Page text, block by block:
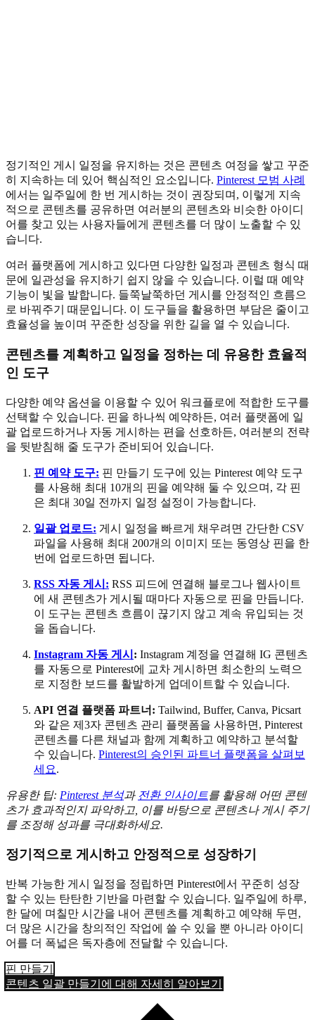
정기적인 게시 일정을 유지하는 것은 콘텐츠 여정을 쌓고 꾸준
히 지속하는 데 있어 핵심적인 요소입니다. Pinterest 모범 사례
에서는 일주일에 한 번 게시하는 것이 권장되며, 이렇게 지속
적으로 콘텐츠를 공유하면 여러분의 콘텐츠와 비슷한 아이디
어를 찾고 있는 사용자들에게 콘텐츠를 더 많이 노출할 수 있
습니다.
여러 플랫폼에 게시하고 있다면 다양한 일정과 콘텐츠 형식 때
문에 일관성을 유지하기 쉽지 않을 수 있습니다. 이럴 때 예약
기능이 빛을 발합니다. 들쭉날쭉하던 게시를 안정적인 흐름으
로 바꿔주기 때문입니다. 이 도구들을 활용하면 부담은 줄이고
효율성을 높이며 꾸준한 성장을 위한 길을 열 수 있습니다.
콘텐츠를 계획하고 일정을 정하는 데 유용한 효율적
인 도구
다양한 예약 옵션을 이용할 수 있어 워크플로에 적합한 도구를
선택할 수 있습니다. 핀을 하나씩 예약하든, 여러 플랫폼에 일
괄 업로드하거나 자동 게시하는 편을 선호하든, 여러분의 전략
을 뒷받침해 줄 도구가 준비되어 있습니다.
핀 예약 도구: 핀 만들기 도구에 있는 Pinterest 예약 도구
를 사용해 최대 10개의 핀을 예약해 둘 수 있으며, 각 핀
은 최대 30일 전까지 일정 설정이 가능합니다.
일괄 업로드: 게시 일정을 빠르게 채우려면 간단한 CSV
파일을 사용해 최대 200개의 이미지 또는 동영상 핀을 한
번에 업로드하면 됩니다.
RSS 자동 게시: RSS 피드에 연결해 블로그나 웹사이트
에 새 콘텐츠가 게시될 때마다 자동으로 핀을 만듭니다.
이 도구는 콘텐츠 흐름이 끊기지 않고 계속 유입되는 것
을 돕습니다.
Instagram 자동 게시 : Instagram 계정을 연결해 IG 콘텐츠
를 자동으로 Pinterest에 교차 게시하면 최소한의 노력으
로 지정한 보드를 활발하게 업데이트할 수 있습니다.
API 연결 플랫폼 파트너: Tailwind, Buffer, Canva, Picsart
와 같은 제3자 콘텐츠 관리 플랫폼을 사용하면, Pinterest
콘텐츠를 다른 채널과 함께 계획하고 예약하고 분석할
수 있습니다. Pinterest의 승인된 파트너 플랫폼을 살펴보
세요.
유용한 팁: Pinterest 분석과 전환 인사이트를 활용해 어떤 콘텐
츠가 효과적인지 파악하고, 이를 바탕으로 콘텐츠나 게시 주기
를 조정해 성과를 극대화하세요.
정기적으로 게시하고 안정적으로 성장하기
반복 가능한 게시 일정을 정립하면 Pinterest에서 꾸준히 성장
할 수 있는 탄탄한 기반을 마련할 수 있습니다. 일주일에 하루,
한 달에 며칠만 시간을 내어 콘텐츠를 계획하고 예약해 두면,
더 많은 시간을 창의적인 작업에 쓸 수 있을 뿐 아니라 아이디
어를 더 폭넓은 독자층에 전달할 수 있습니다.
핀 만들기
콘텐츠 일괄 만들기에 대해 자세히 알아보기